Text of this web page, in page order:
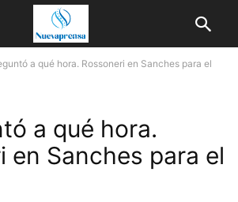
a qué hora. Rossoneri en Sanches para el
a qué hora.
en Sanches para el